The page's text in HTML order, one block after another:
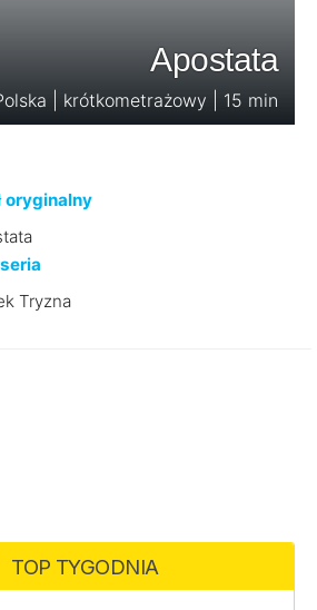
Apostata
| krótkometrażowy | 15 min
oryginalny
Tryzna
TOP TYGODNIA